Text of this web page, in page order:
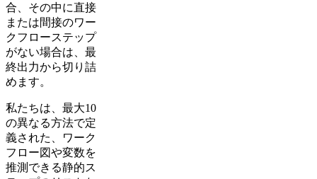
合、その中に直接
または間接のワー
クフローステップ
がない場合は、最
終出力から切り詰
めます。
私たちは、最大10
の異なる方法で定
義された、ワーク
フロー図や変数を
推測できる静的ス